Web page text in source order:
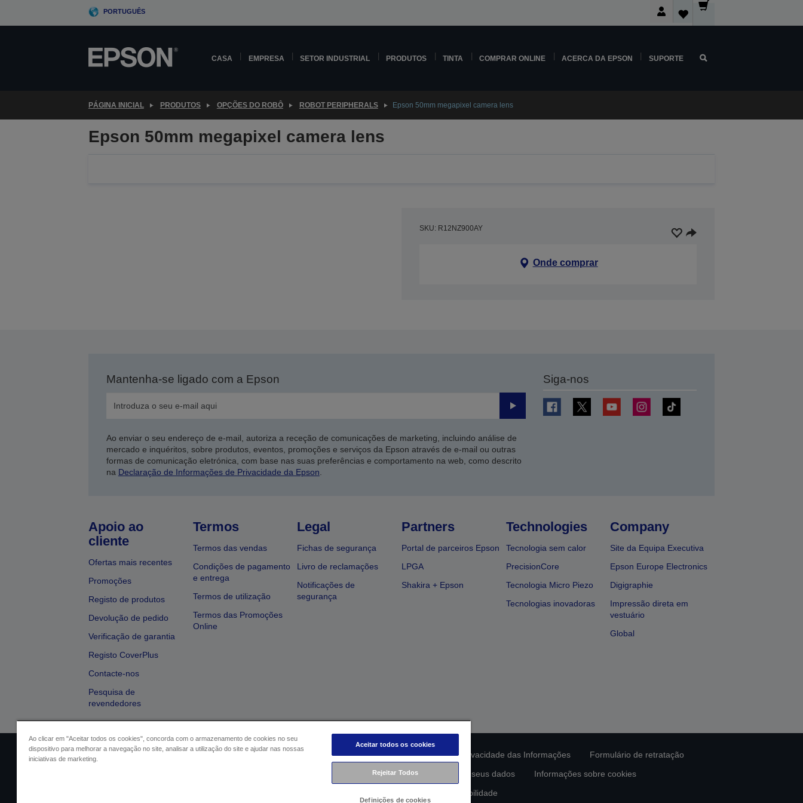
PORTUGUÊS
CASA EMPRESA SETOR INDUSTRIAL PRODUTOS TINTA COMPRAR ONLINE ACERCA DA EPSON SUPORTE
PÁGINA INICIAL PRODUTOS OPÇÕES DO ROBÔ ROBOT PERIPHERALS Epson 50mm megapixel camera lens
Epson 50mm megapixel camera lens
SKU: R12NZ900AY
Onde comprar
Mantenha-se ligado com a Epson
Enviar
Ao enviar o seu endereço de e-mail, autoriza a receção de comunicações de marketing, incluindo análise de
mercado e inquéritos, sobre produtos, eventos, promoções e serviços da Epson através de e-mail ou outras
formas de comunicação eletrónica, com base nas suas preferências e comportamento na web, como descrito
na Declaração de Informações de Privacidade da Epson
Siga-nos
Apoio ao
cliente
Ofertas mais recentes
Promoções
Registo de produtos
Devolução de pedido
Verificação de garantia
Registo CoverPlus
Contacte-nos
Pesquisa de
revendedores
Termos
Termos das vendas
Condições de pagamento
e entrega
Termos de utilização
Termos das Promoções
Online
Legal
Fichas de segurança
Livro de reclamações
Notificações de
segurança
Partners
Portal de parceiros Epson
LPGA
Shakira + Epson
Technologies
Tecnologia sem calor
PrecisionCore
Tecnologia Micro Piezo
Tecnologias inovadoras
Company
Site da Equipa Executiva
Epson Europe Electronics
Digigraphie
Impressão direta em
vestuário
Global
Identificação do vendedor Identificação da conformidade do produto Declaração de Privacidade das Informações
Formulário de retratação
Contacte-nos sobre os seus dados
Informações sobre cookies
Compromisso da Epson para com a acessibilidade
Ao clicar em "Aceitar todos os cookies", concorda com o armazenamento de cookies no seu
dispositivo para melhorar a navegação no site, analisar a utilização do site e ajudar nas nossas
iniciativas de marketing.
Aceitar todos os cookies
Rejeitar Todos
Definições de cookies